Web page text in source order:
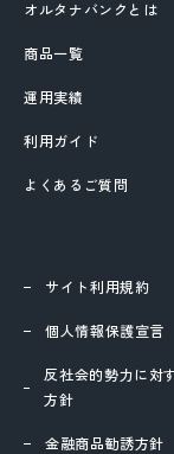
オルタナバンクとは
商品一覧
運用実績
利用ガイド
よくあるご質問
サイト利用規約
個人情報保護宣言
反社会的勢力に対
方針
金融商品勧誘方針
ブサイト